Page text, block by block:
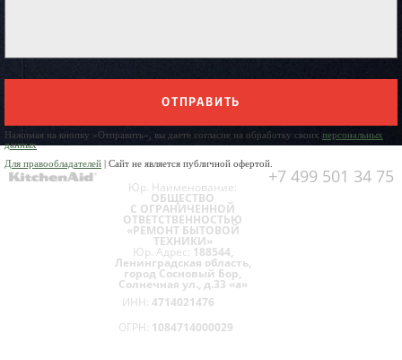
ОТПРАВИТЬ
Нажимая на кнопку «Отправить», вы даете согласие на обработку своих персональных
данных
Для правообладателей | Сайт не является публичной офертой.
+7 499 501 34 75
Юр. Наименование:
ОБЩЕСТВО
С ОГРАНИЧЕННОЙ
ОТВЕТСТВЕННОСТЬЮ
«РЕМОНТ БЫТОВОЙ
ТЕХНИКИ»
Юр. Адрес: 188544,
Ленинградская область,
город Сосновый Бор,
Солнечная ул., д.33 «а»
ИНН: 4714021476
ОГРН: 1084714000029